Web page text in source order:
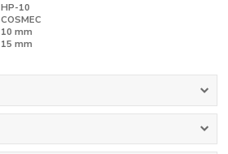
HP-10
COSMEC
10 mm
15 mm